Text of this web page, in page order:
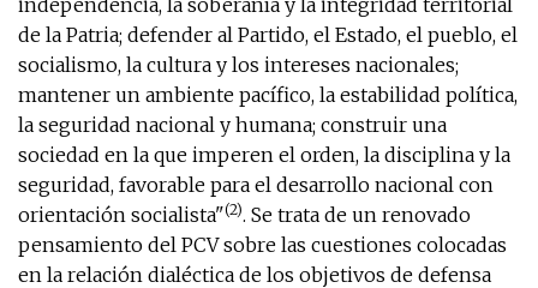
de la Patria; defender al Partido, el Estado, el pueblo, el
socialismo, la cultura y los intereses nacionales;
mantener un ambiente pacífico, la estabilidad política,
la seguridad nacional y humana; construir una
sociedad en la que imperen el orden, la disciplina y la
seguridad, favorable para el desarrollo nacional con
orientación socialista"(2). Se trata de un renovado
pensamiento del PCV sobre las cuestiones colocadas
en la relación dialéctica de los objetivos de defensa